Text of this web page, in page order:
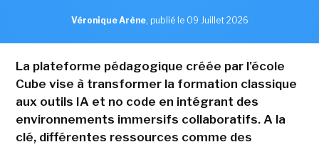
Véronique Arène, publié le 09 Juillet 2026
La plateforme pédagogique créée par l'école
Cube vise à transformer la formation classique
aux outils IA et no code en intégrant des
environnements immersifs collaboratifs. A la
clé, différentes ressources comme des